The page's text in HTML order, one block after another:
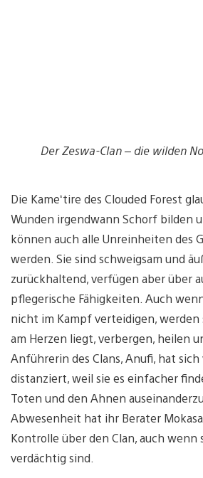
Der Zeswa-Clan – die wilden
Die Kame‘tire des Clouded Forest
Wunden irgendwann Schorf bilden
können auch alle Unreinheiten des
werden. Sie sind schweigsam und
zurückhaltend, verfügen aber über
pflegerische Fähigkeiten. Auch
nicht im Kampf verteidigen, werden
am Herzen liegt, verbergen, heilen
Anführerin des Clans, Anufi, hat
distanziert, weil sie es einfacher
Toten und den Ahnen
Abwesenheit hat ihr Berater
Kontrolle über den Clan, auch wenn
verdächtig sind.